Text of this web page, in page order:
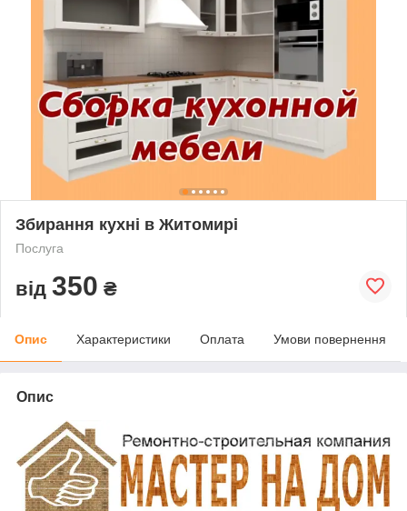
Збирання кухні в Житомирі
Послуга
від 350 ₴
Опис Характеристики Оплата Умови повернення
Опис